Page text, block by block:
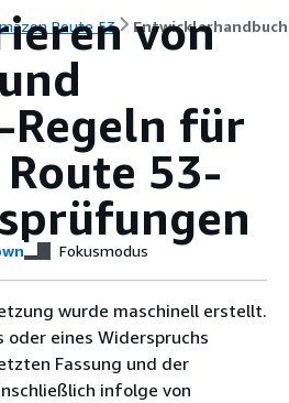
Route 53 Entwicklerhandbuch
von
für
53-
Fokusmodus
wurde maschinell erstellt.
oder eines Widerspruchs
Fassung und der
infolge von